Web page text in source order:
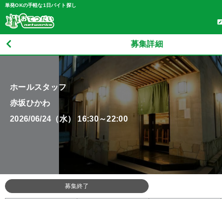
単発OKの手軽な1日バイト探し
募集詳細
ホールスタッフ
赤坂ひかわ
2026/06/24（水） 16:30～22:00
募集終了